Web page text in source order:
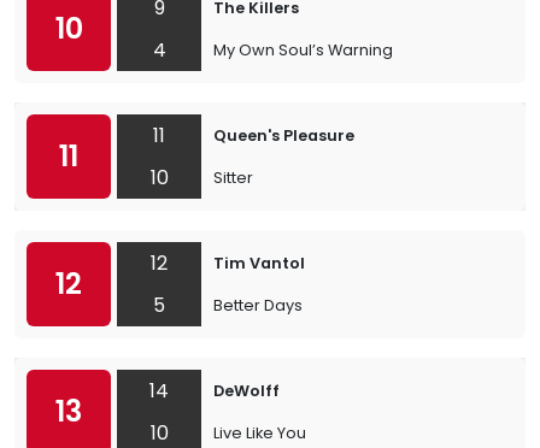
10
9
4
The Killers
My Own Soul’s Warning
11
11
10
Queen's Pleasure
Sitter
12
12
5
Tim Vantol
Better Days
13
14
10
DeWolff
Live Like You